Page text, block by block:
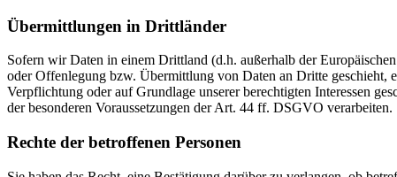
Übermittlungen in Drittländer
Sofern wir Daten in einem Drittland (d.h. außerhalb der
oder Offenlegung bzw. Übermittlung von Daten an Dritte
Verpflichtung oder auf Grundlage unserer berechtigten Interessen
der besonderen Voraussetzungen der Art. 44 ff. DSGVO verarbeiten.
Rechte der betroffenen Personen